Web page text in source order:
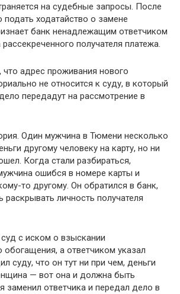
на судебные запросы. После
подать ходатайство о замене
банк ненадлежащим ответчиком
получателя платежа.
адрес проживания нового
не относится к суду, в который
передадут на рассмотрение в
Один мужчина в Тюмени несколько
другому человеку на карту, но ни
Когда стали разбираться,
ошибся в номере карты и
то другому. Он обратился в банк,
раскрывать личность получателя
с иском о взыскании
обогащения, а ответчиком указал
суду, что он тут ни при чем, деньги
— вот она и должна быть
заменил ответчика и передал дело в